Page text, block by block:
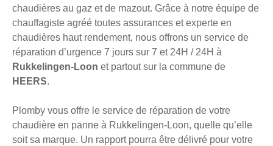
chaudières au gaz et de mazout. Grâce à notre équipe de
chauffagiste agréé toutes assurances et experte en
chaudières haut rendement, nous offrons un service de
réparation d’urgence 7 jours sur 7 et 24H / 24H à
Rukkelingen-Loon et partout sur la commune de
HEERS.
Plomby vous offre le service de réparation de votre
chaudière en panne à Rukkelingen-Loon, quelle qu’elle
soit sa marque. Un rapport pourra être délivré pour votre